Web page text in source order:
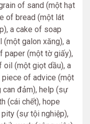
of sand (một hạt
of bread (một lát
a cake of soap
(một galon xăng), a
paper (một tờ giấy),
oil (một giọt dầu), a
piece of advice (một
can đảm), help (sự
(cái chết), hope
pity (sự tội nghiệp),